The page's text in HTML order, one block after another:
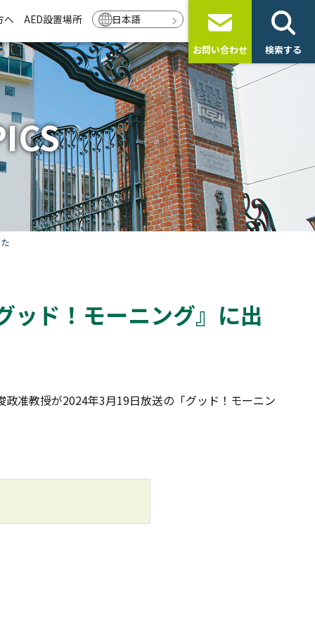
へ AED設置場所 日本語
お問い合わせ 検索する
ッド！モーニング』に出
准教授が2024年3月19日放送の「グッド！モーニン